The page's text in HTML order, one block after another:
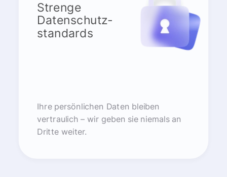
Strenge
Datenschutz-
standards
Ihre persönlichen Daten bleiben
vertraulich – wir geben sie niemals an
Dritte weiter.